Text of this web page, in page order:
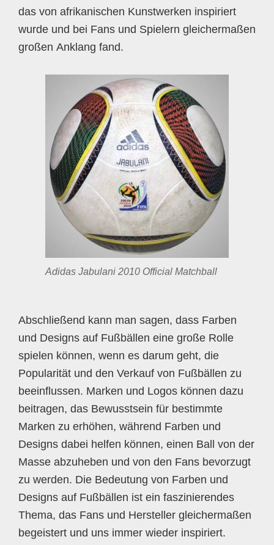
das von afrikanischen Kunstwerken inspiriert
wurde und bei Fans und Spielern gleichermaßen
großen Anklang fand.
Adidas Jabulani 2010 Official Matchball
Abschließend kann man sagen, dass Farben
und Designs auf Fußbällen eine große Rolle
spielen können, wenn es darum geht, die
Popularität und den Verkauf von Fußbällen zu
beeinflussen. Marken und Logos können dazu
beitragen, das Bewusstsein für bestimmte
Marken zu erhöhen, während Farben und
Designs dabei helfen können, einen Ball von der
Masse abzuheben und von den Fans bevorzugt
zu werden. Die Bedeutung von Farben und
Designs auf Fußbällen ist ein faszinierendes
Thema, das Fans und Hersteller gleichermaßen
begeistert und uns immer wieder inspiriert.